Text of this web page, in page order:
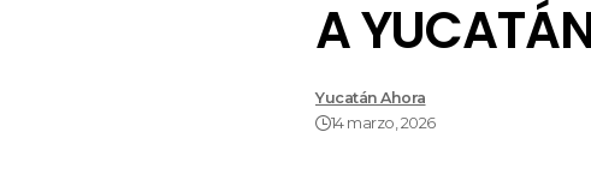
A
Yucatán Ahora
14 marzo, 2026